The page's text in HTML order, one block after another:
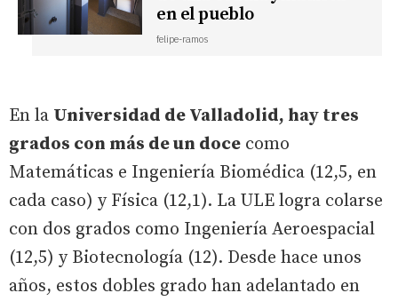
en el pueblo
felipe-ramos
En la Universidad de Valladolid, hay tres
grados con más de un doce como
Matemáticas e Ingeniería Biomédica (12,5, en
cada caso) y Física (12,1). La ULE logra colarse
con dos grados como Ingeniería Aeroespacial
(12,5) y Biotecnología (12). Desde hace unos
años, estos dobles grado han adelantado en